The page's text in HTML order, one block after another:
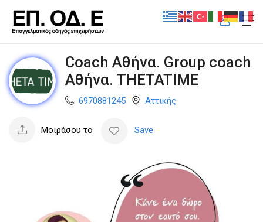
Coach Αθήνα. Group coach
Αθήνα. THETATIME
6970881245 Αττικής
Μοιράσου το Save